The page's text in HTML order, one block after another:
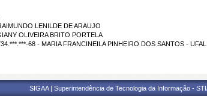
LENILDE DE ARAUJO
OLIVEIRA BRITO PORTELA
68 - MARIA FRANCINEILA PINHEIRO DOS SANTOS - UFAL
SIGAA | Superintendência de Tecnologia da Informação -